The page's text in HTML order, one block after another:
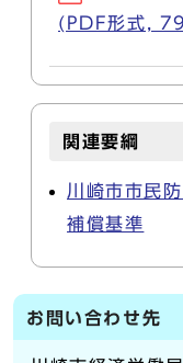
(PDF形式,
関連要綱
川崎市市民
補償基準
お問い合わせ先